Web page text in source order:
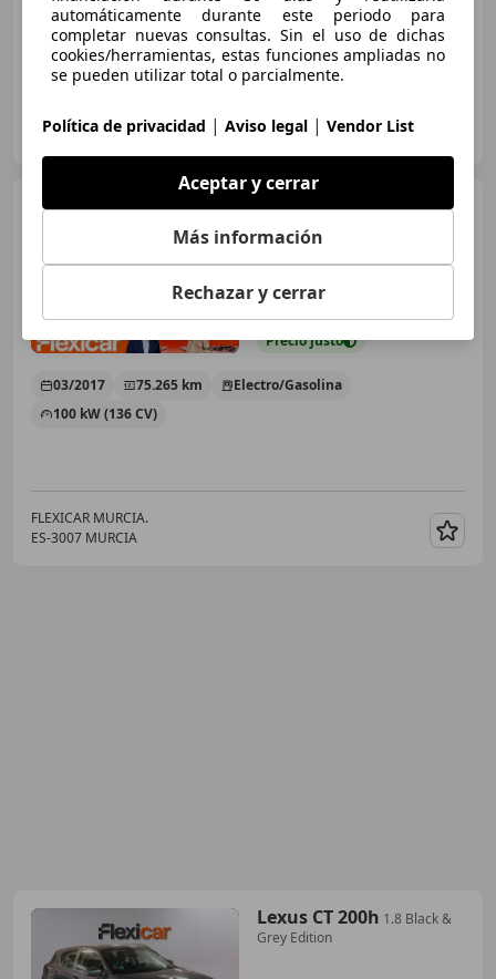
100 kW (136 CV)
GRUPO FLEXICAR VALENCIA.
ES-46980 PATERNA
Lexus CT 200hBusiness
€ 15.890
Preciojusto
03/2017 75.265 km
Electro/Gasolina
100 kW (136 CV)
FLEXICAR MURCIA.
ES-3007 MURCIA
Lexus CT 200h 1.8 Black &
Grey Edition
automáticamente durante este periodo para
completar nuevas consultas. Sin el uso de dichas
cookies/herramientas, estas funciones ampliadas no
se pueden utilizar total o parcialmente.
Política de privacidad | Aviso legal | Vendor List
Aceptar y cerrar
Más información
Rechazar y cerrar